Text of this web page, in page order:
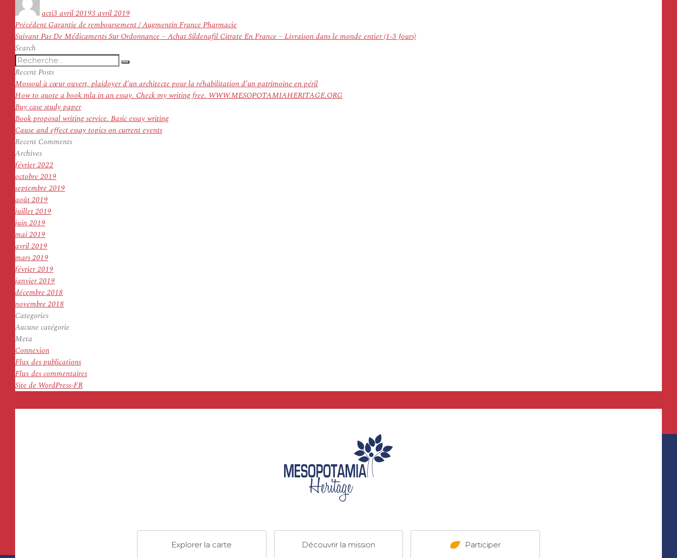
actile
3 avril 20193 avril 2019
Navigation
de
l’article
Précédent Article
précédent :
Garantie de remboursement / Augmentin France Pharmacie
SuivantArticle
Pas De Médicaments Sur Ordonnance – Achat Sildenafil Citrate En France – Livraison dans le monde entier (1-3 Jours)
Search
Recherche
pour
:
Recherche
Recent Posts
Mossoul à cœur ouvert, plaidoyer d’un architecte pour la réhabilitation d’un patrimoine en péril
How to quote a book mla in an essay. Check my writing free. WWW.MESOPOTAMIAHERITAGE.ORG
Buy case study paper
Book proposal writing service. Basic essay writing
Cause and effect essay topics on current events
Recent Comments
Archives
février 2022
octobre 2019
septembre 2019
août 2019
juillet 2019
juin 2019
mai 2019
avril 2019
mars 2019
février 2019
janvier 2019
décembre 2018
novembre 2018
Categories
Aucune catégorie
Meta
Connexion
Flux des publications
Flux des commentaires
Site de WordPress-FR
Explorer la carte Découvrir la mission Participer